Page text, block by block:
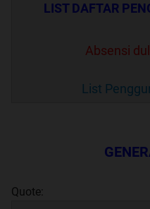
LIST DAFTAR
Absensi
List
Quote: